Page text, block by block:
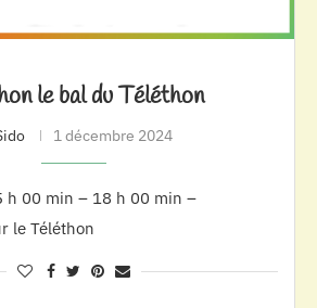
le bal du Téléthon
1 décembre 2024
h 00 min – 18 h 00 min –
le Téléthon